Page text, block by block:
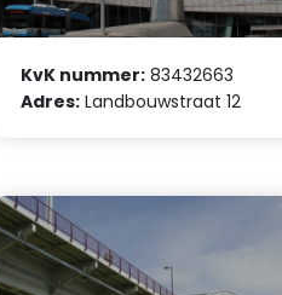
KvK nummer: 83432663
Adres: Landbouwstraat 12